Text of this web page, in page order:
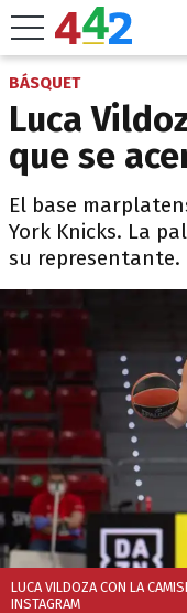
BÁSQUET
Luca
que se
El base
York Knicks. La
su representante.
LUCA VILDOZA CON LA
INSTAGRAM